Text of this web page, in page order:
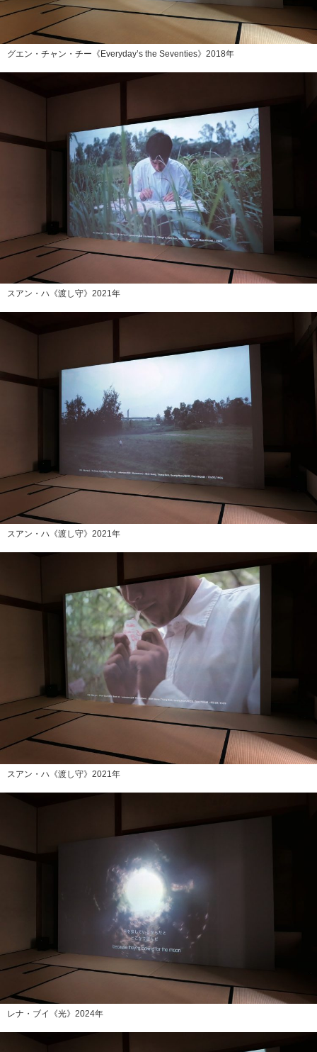
グエン・チャン・チー《Everyday’s the Seventies》2018年
スアン・ハ《渡し守》2021年
スアン・ハ《渡し守》2021年
スアン・ハ《渡し守》2021年
レナ・ブイ《光》2024年